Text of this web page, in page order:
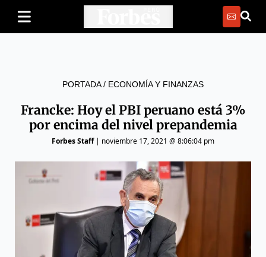
PORTADA/ ECONOMÍA Y FINANZAS
Francke: Hoy el PBI peruano está 3%
por encima del nivel prepandemia
Forbes Staff| noviembre 17, 2021 @ 8:06:04 pm